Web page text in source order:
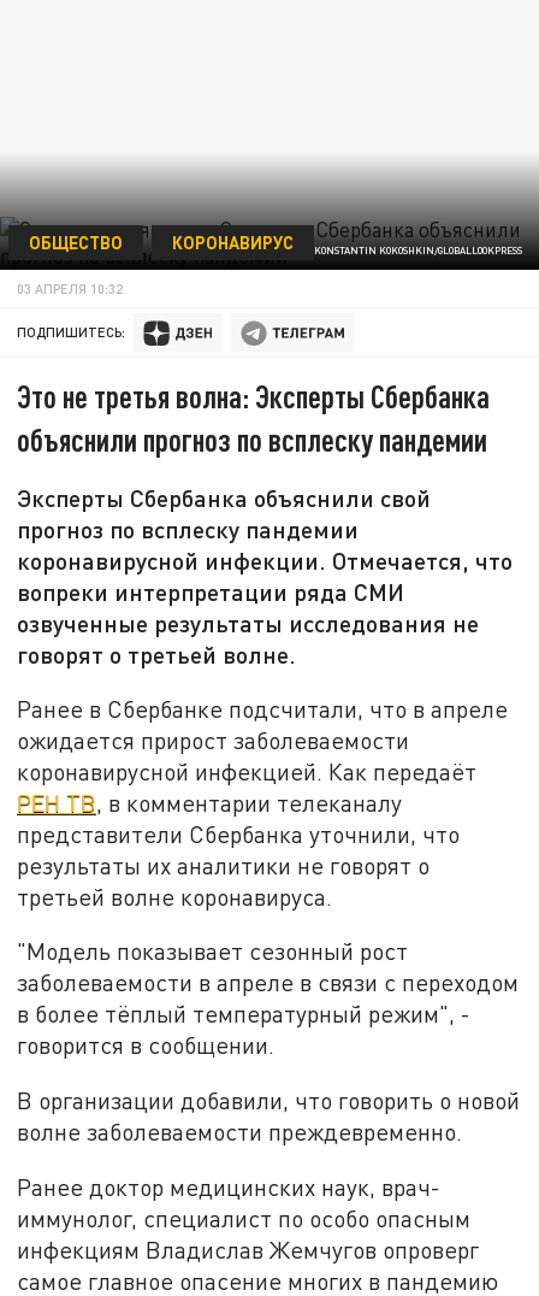
© KONSTANTIN KOKOSHKIN/GLOBALLOOKPRESS
ОБЩЕСТВО КОРОНАВИРУС
03 АПРЕЛЯ 10:32
ПОДПИШИТЕСЬ:
Это не третья волна: Эксперты Сбербанка
объяснили прогноз по всплеску пандемии
Эксперты Сбербанка объяснили свой
прогноз по всплеску пандемии
коронавирусной инфекции. Отмечается, что
вопреки интерпретации ряда СМИ
озвученные результаты исследования не
говорят о третьей волне.
Ранее в Сбербанке подсчитали, что в апреле
ожидается прирост заболеваемости
коронавирусной инфекцией. Как передаёт
РЕН ТВ, в комментарии телеканалу
представители Сбербанка уточнили, что
результаты их аналитики не говорят о
третьей волне коронавируса.
"Модель показывает сезонный рост
заболеваемости в апреле в связи с переходом
в более тёплый температурный режим", -
говорится в сообщении.
В организации добавили, что говорить о новой
волне заболеваемости преждевременно.
Ранее доктор медицинских наук, врач-
иммунолог, специалист по особо опасным
инфекциям Владислав Жемчугов опроверг
самое главное опасение многих в пандемию